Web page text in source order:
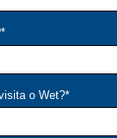
o Wet?*